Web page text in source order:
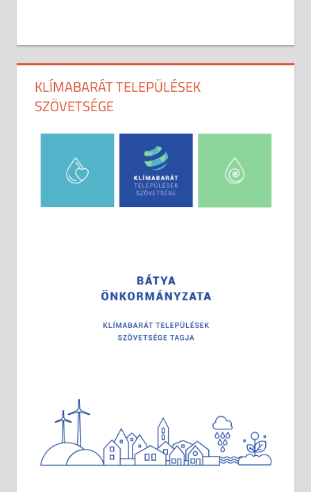
KLÍMABARÁT TELEPÜLÉSEK
SZÖVETSÉGE